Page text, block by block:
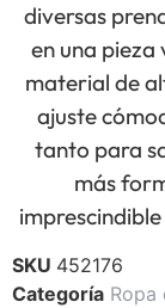
diversas
en una
material de
ajuste
tanto para
más
SKU 452176
Categoría Ropa